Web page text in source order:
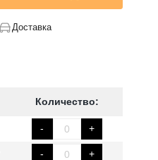
Доставка
Количество:
- +
- +